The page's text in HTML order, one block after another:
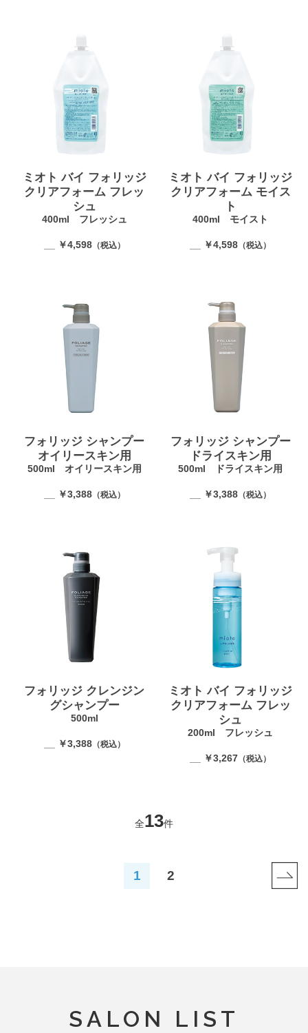
ミオト バイ フォリッジ
クリアフォーム フレッ
シュ
400ml フレッシュ
__ ￥4,598（税込）
ミオト バイ フォリッジ
クリアフォーム モイス
ト
400ml モイスト
__ ￥4,598 （税込）
フォリッジ シャンプー
オイリースキン用
500ml オイリースキン用
__ ￥3,388（税込）
フォリッジ シャンプー
ドライスキン用
500ml ドライスキン用
__ ￥3,388 （税込）
フォリッジ クレンジン
グシャンプー
500ml
__ ￥3,388（税込）
ミオト バイ フォリッジ
クリアフォーム フレッ
シュ
200ml フレッシュ
__ ￥3,267 （税込）
全13件
1 2
SALON LIST